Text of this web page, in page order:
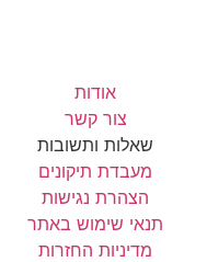
אודות
צור קשר
שאלות ותשובות
מעבדת תיקונים
הצהרת נגישות
תנאי שימוש באתר
מדיניות החזרות